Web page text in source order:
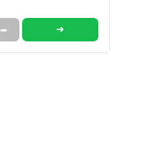
➦ ➜